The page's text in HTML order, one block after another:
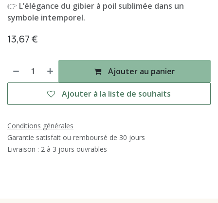
👉 L’élégance du gibier à poil sublimée dans un
symbole intemporel.
13,67€
Ajouter au panier
Ajouter à la liste de souhaits
Conditions générales
Garantie satisfait ou remboursé de 30 jours
Livraison : 2 à 3 jours ouvrables